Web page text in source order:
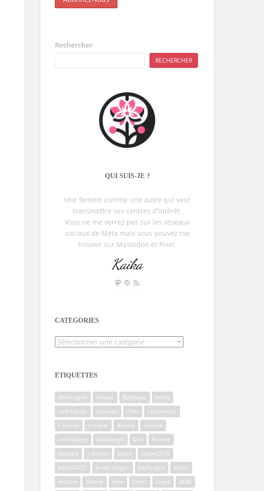
Rechercher
RECHERCHER
QUI SUIS-JE ?
Une femme comme une autre qui veut
transmettre ses centres d'intérêt.
Vous ne me verrez pas sur les réseaux
sociaux de Meta mais vous pouvez me
trouver sur Mastodon et Pixel.
Kaika
CATÉGORIES
Catégories
ÉTIQUETTES
Allemagne amour Belgique
berry
cathédrale
chateau cher
cheyennes
Cinema
critique drama
ecosse
edimbourg
edinburgh film
France
histoire
j-drama Japon
japon2018
Japon2025
jenny colgan JimFergus
Kyoto
lecture
liberté livre livres Liège
M/M